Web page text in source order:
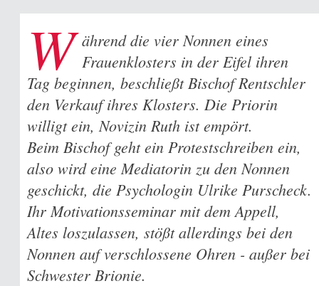
W ährend die vier Nonnen eines
Frauenklosters in der Eifel ihren
Tag beginnen, beschließt Bischof Rentschler
den Verkauf ihres Klosters. Die Priorin
willigt ein, Novizin Ruth ist empört.
Beim Bischof geht ein Protestschreiben ein,
also wird eine Mediatorin zu den Nonnen
geschickt, die Psychologin Ulrike Purscheck.
Ihr Motivationsseminar mit dem Appell,
Altes loszulassen, stößt allerdings bei den
Nonnen auf verschlossene Ohren - außer bei
Schwester Brionie.